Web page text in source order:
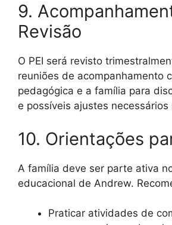
9.
Revisão
O PEI será revisto
reuniões de acompanhamento
pedagógica e a família para
e possíveis ajustes necessários
10. Orientações
A família deve ser parte ativa
educacional de Andrew.
Praticar atividades de